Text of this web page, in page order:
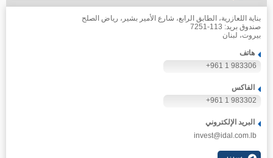
بناية اللعازرية، الطابق الرابع، شارع الأمير بشير، رياض الصلح
صندوق بريد: 113-7251
بيروت، لبنان
هاتف
+961 1 983306
الفاكس
+961 1 983302
البريد الإلكتروني
invest@idal.com.lb